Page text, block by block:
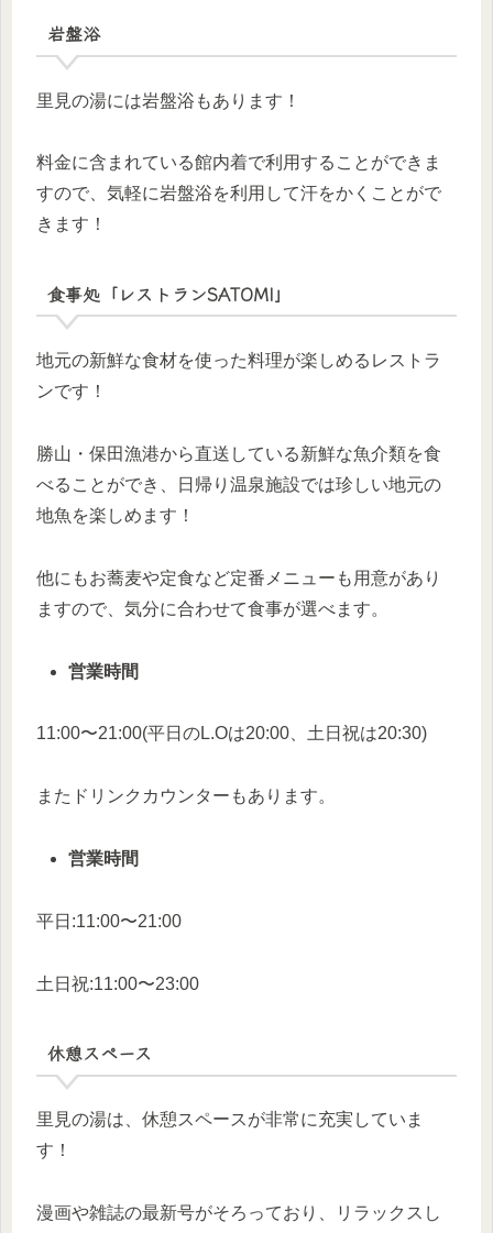
岩盤浴
里見の湯には岩盤浴もあります！
料金に含まれている館内着で利用することができま
すので、気軽に岩盤浴を利用して汗をかくことがで
きます！
食事処「レストランSATOMI」
地元の新鮮な食材を使った料理が楽しめるレストラ
ンです！
勝山・保田漁港から直送している新鮮な魚介類を食
べることができ、日帰り温泉施設では珍しい地元の
地魚を楽しめます！
他にもお蕎麦や定食など定番メニューも用意があり
ますので、気分に合わせて食事が選べます。
営業時間
11:00〜21:00(平日のL.Oは20:00、土日祝は20:30)
またドリンクカウンターもあります。
営業時間
平日:11:00〜21:00
土日祝:11:00〜23:00
休憩スペース
里見の湯は、休憩スペースが非常に充実していま
す！
漫画や雑誌の最新号がそろっており、リラックスし